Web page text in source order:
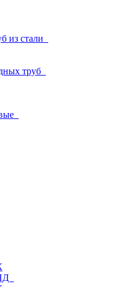
из стали
труб